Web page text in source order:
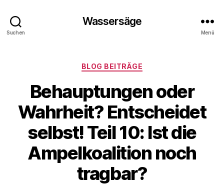
Suchen
Wassersäge
Menü
Kategorien
BLOG BEITRÄGE
Behauptungen oder
Wahrheit? Entscheidet
selbst! Teil 10: Ist die
Ampelkoalition noch
tragbar?